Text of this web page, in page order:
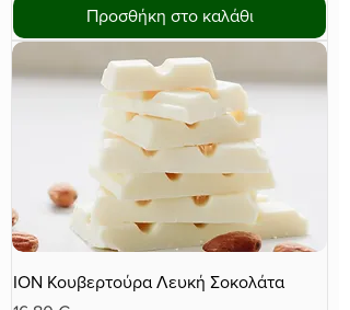
Προσθήκη στο καλάθι
ΙΟΝ Κουβερτούρα Λευκή Σοκολάτα